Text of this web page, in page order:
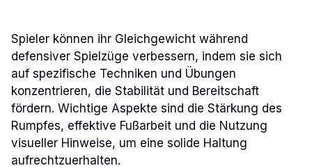
Spieler können ihr Gleichgewicht während
defensiver Spielzüge verbessern, indem sie sich
auf spezifische Techniken und Übungen
konzentrieren, die Stabilität und Bereitschaft
fördern. Wichtige Aspekte sind die Stärkung des
Rumpfes, effektive Fußarbeit und die Nutzung
visueller Hinweise, um eine solide Haltung
aufrechtzuerhalten.